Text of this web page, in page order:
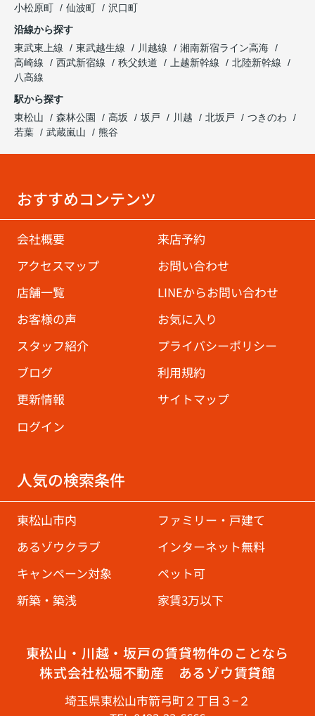
小松原町
仙波町
沢口町
沿線から探す
東武東上線
東武越生線 川越線
湘南新宿ライン高海
高崎線
西武新宿線 秩父鉄道 上越新幹線
北陸新幹線
八高線
駅から探す
東松山
森林公園 高坂 坂戸 川越 北坂戸
つきのわ
若葉
武蔵嵐山 熊谷
おすすめコンテンツ
会社概要
来店予約
アクセスマップ
お問い合わせ
店舗一覧
LINEからお問い合わせ
お客様の声
お気に入り
スタッフ紹介
プライバシーポリシー
ブログ
利用規約
更新情報
サイトマップ
ログイン
人気の検索条件
東松山市内
ファミリー・戸建て
あるゾウクラブ
インターネット無料
キャンペーン対象
ペット可
新築・築浅
家賃3万以下
東松山・川越・坂戸の賃貸物件のことなら
株式会社松堀不動産 あるゾウ賃貸館
埼玉県東松山市箭弓町２丁目３−２